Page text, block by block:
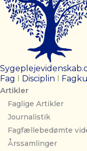
Fag I Disciplin I
Artikler
Faglige Artikler
Journalistik
Fagfællebedømte
Årssamlinger